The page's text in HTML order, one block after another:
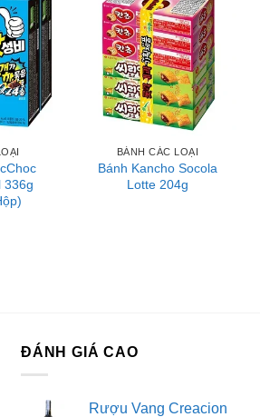
336g
BÁNH CÁC LOẠI
Bánh Kancho Socola
Lotte 204g
ĐÁNH GIÁ CAO
Rượu Vang Creacion